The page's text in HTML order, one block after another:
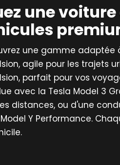
une
une gamme adaptée
agile pour les trajets
parfait pour vos
avec la Tesla Model 3
distances, ou d'une
Y Performance.